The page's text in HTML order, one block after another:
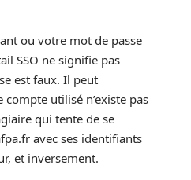
ou votre mot de passe
SSO ne signifie pas
est faux. Il peut
utilisé n’existe pas
qui tente de se
avec ses identifiants
et inversement.